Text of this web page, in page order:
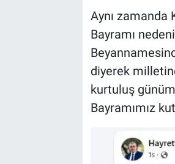
Aynı zamanda
Bayramı
diyerek
kurtuluş
Bayramımız